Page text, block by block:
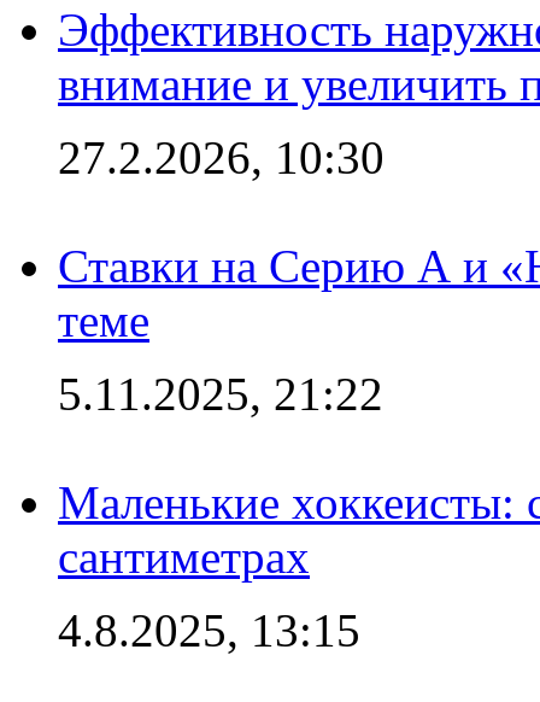
Эффективность
внимание и увеличить
27.2.2026, 10:30
Ставки на Серию А и
теме
5.11.2025, 21:22
Маленькие хоккеисты:
сантиметрах
4.8.2025, 13:15